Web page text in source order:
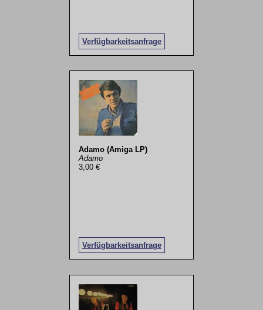
Verfügbarkeitsanfrage
Adamo (Amiga LP)
Adamo
3,00 €
Verfügbarkeitsanfrage